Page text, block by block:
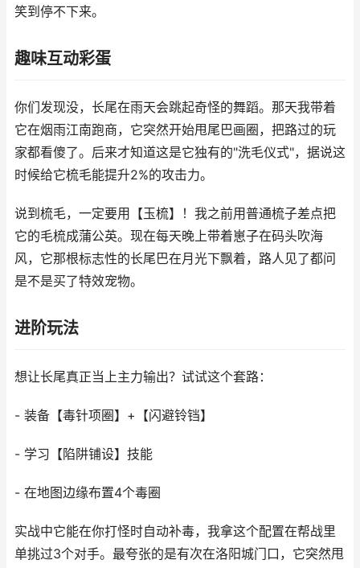
笑到停不下来。
趣味互动彩蛋
你们发现没，长尾在雨天会跳起奇怪的舞蹈。那天我带着
它在烟雨江南跑商，它突然开始甩尾巴画圈，把路过的玩
家都看傻了。后来才知道这是它独有的"洗毛仪式"，据说这
时候给它梳毛能提升2%的攻击力。
说到梳毛，一定要用【玉梳】！我之前用普通梳子差点把
它的毛梳成蒲公英。现在每天晚上带着崽子在码头吹海
风，它那根标志性的长尾巴在月光下飘着，路人见了都问
是不是买了特效宠物。
进阶玩法
想让长尾真正当上主力输出？试试这个套路：
- 装备【毒针项圈】+【闪避铃铛】
- 学习【陷阱铺设】技能
- 在地图边缘布置4个毒圈
实战中它能在你打怪时自动补毒，我拿这个配置在帮战里
单挑过3个对手。最夸张的是有次在洛阳城门口，它突然甩